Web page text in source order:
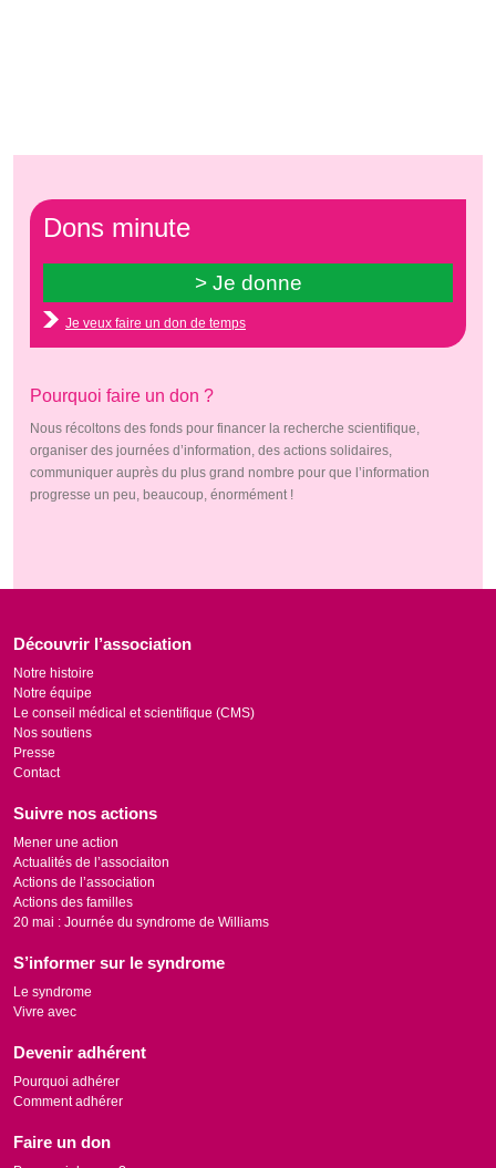
Dons minute
Je veux faire un don de temps
Pourquoi faire un don ?
Nous récoltons des fonds pour financer la recherche scientifique,
organiser des journées d’information, des actions solidaires,
communiquer auprès du plus grand nombre pour que l’information
progresse un peu, beaucoup, énormément !
Découvrir l’association
Notre histoire
Notre équipe
Le conseil médical et scientifique (CMS)
Nos soutiens
Presse
Contact
Suivre nos actions
Mener une action
Actualités de l’associaiton
Actions de l’association
Actions des familles
20 mai : Journée du syndrome de Williams
S’informer sur le syndrome
Le syndrome
Vivre avec
Devenir adhérent
Pourquoi adhérer
Comment adhérer
Faire un don